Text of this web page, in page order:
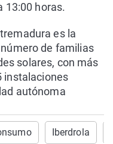
13:00 horas.
es la
de familias
solares, con más
instalaciones
autónoma
Iberdrola